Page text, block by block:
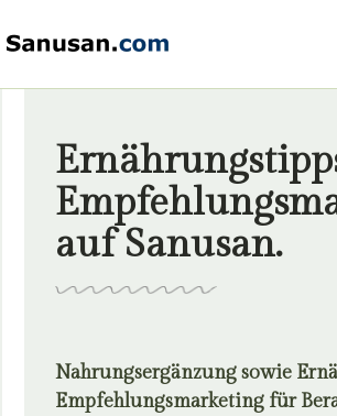
Inhalt
springen
auf Sanusan.
Nahrungsergänzung sowie
Empfehlungsmarketing für